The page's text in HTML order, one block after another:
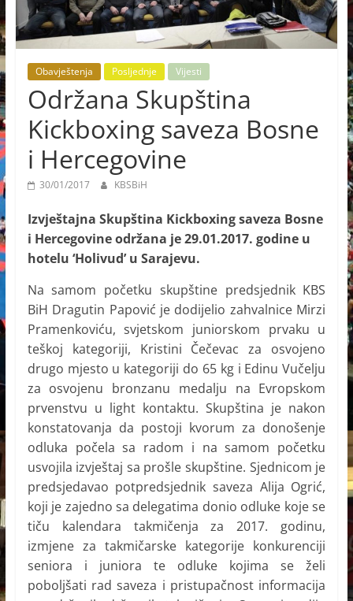
Obavještenja Posljednje Vijesti
Održana Skupština
Kickboxing saveza Bosne
i Hercegovine
30/01/2017 KBSBiH
Izvještajna Skupština Kickboxing saveza Bosne
i Hercegovine održana je 29.01.2017. godine u
hotelu ‘Holivud’ u Sarajevu.
Na samom početku skupštine predsjednik KBS
BiH Dragutin Papović je dodijelio zahvalnice Mirzi
Pramenkoviću, svjetskom juniorskom prvaku u
teškoj kategoriji, Kristini Čečevac za osvojeno
drugo mjesto u kategoriji do 65 kg i Edinu Vučelju
za osvojenu bronzanu medalju na Evropskom
prvenstvu u light kontaktu. Skupština je nakon
konstatovanja da postoji kvorum za donošenje
odluka počela sa radom i na samom početku
usvojila izvještaj sa prošle skupštine. Sjednicom je
predsjedavao potpredsjednik saveza Alija Ogrić,
koji je zajedno sa delegatima donio odluke koje se
tiču kalendara takmičenja za 2017. godinu,
izmjene za takmičarske kategorije konkurenciji
seniora i juniora te odluke kojima se želi
poboljšati rad saveza i pristupačnost informacija